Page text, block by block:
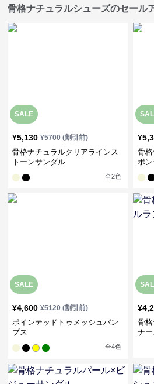
骨格ナチュラルシューズのセール
SALE
¥5,130 ¥5700(割引前)
骨格ナチュラルクリアラインス
トーンサンダル
全2色
¥
骨
ボ
SALE
¥4,600 ¥5120(割引前)
ポインテッドトゥメッシュパン
プス
全4色
¥
骨
ナ